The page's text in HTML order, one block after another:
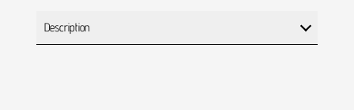
Description